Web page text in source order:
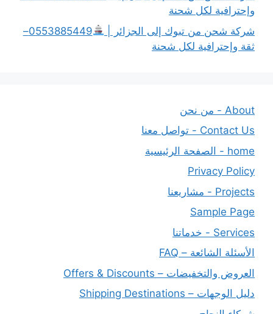
وإحترافية لكل شحنة
شركة شحن من تبوك إلى الجزائر |
0553885449–
ثقة وإحترافية لكل شحنة
About - من نحن
Contact Us - تواصل معنا
home - الصفحة الرئيسية
Privacy Policy
Projects - مشاريعنا
Sample Page
Services - خدماتنا
الأسئلة الشائعة – FAQ
العروض والتخفيضات – Offers & Discounts
دليل الوجهات – Shipping Destinations